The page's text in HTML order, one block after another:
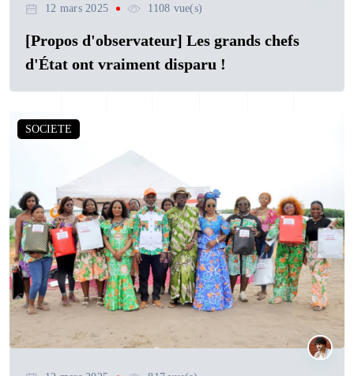
12 mars 2025 1108 vue(s)
[Propos d'observateur] Les grands chefs
d'État ont vraiment disparu !
SOCIETE